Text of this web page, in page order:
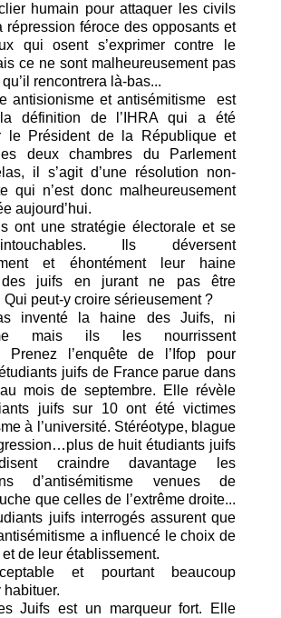
humain pour attaquer les civils
répression féroce des opposants et
qui osent s’exprimer contre le
ce ne sont malheureusement pas
rencontrera là-bas...
antisionisme et antisémitisme est
la définition de l’IHRA qui a été
le Président de la République et
deux chambres du Parlement
il s’agit d’une résolution non-
qui n’est donc malheureusement
aujourd’hui.
ont une stratégie électorale et se
Ils déversent
et éhontément leur haine
des juifs en jurant ne pas être
Qui peut-y croire sérieusement ?
inventé la haine des Juifs, ni
mais ils les nourrissent
Prenez l’enquête de l’Ifop pour
étudiants juifs de France parue dans
au mois de septembre. Elle révèle
juifs sur 10 ont été victimes
à l’université. Stéréotype, blague
de huit étudiants juifs
craindre davantage les
d’antisémitisme venues de
que celles de l’extrême droite...
juifs interrogés assurent que
a influencé le choix de
et de leur établissement.
et pourtant beaucoup
habituer.
Juifs est un marqueur fort. Elle